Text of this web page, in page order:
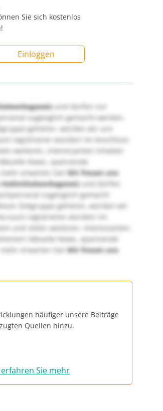
Sie sich kostenlos
Einloggen
und dürfen nur
zugänglich gemacht werden.
gehören, würden wir uns
registrieren würden! Im Anschluss
weiteren, interessanten Inhalten
News, spannende
mehr erwarten Sie!Wir freuen uns
und dürfen
zugänglich gemacht
Zielgruppe gehören, würden wir
registrieren würden! Im
und vielen weiteren, interessanten
Aktuelle News, spannende
erwarten Sie! Wir freuen uns
häufiger unsere Beiträge
Quellen hinzu.
Sie mehr